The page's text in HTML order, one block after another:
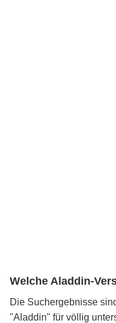
Welche Aladdin-
Die Suchergebnisse
"Aladdin" für völlig